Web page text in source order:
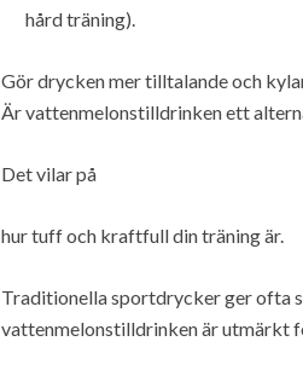
hård träning).
Gör drycken mer tilltalande och
Är vattenmelonstilldrinken ett
Det vilar på
hur tuff och kraftfull din träning är.
Traditionella sportdrycker ger ofta
vattenmelonstilldrinken är utmärkt